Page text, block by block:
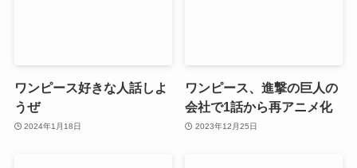
ワンピース好きな人話しよ
うぜ
2024年1月18日
ワンピース、進撃の巨人の
会社で1話から再アニメ化
2023年12月25日